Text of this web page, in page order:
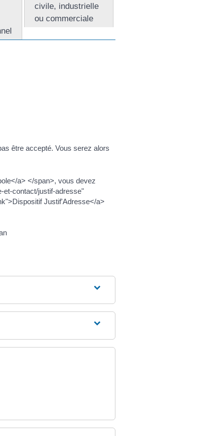
civile, industrielle
ou commerciale
être accepté. Vous serez alors
a> </span>, vous devez
et-contact/justif-adresse"
Justif'Adresse</a>